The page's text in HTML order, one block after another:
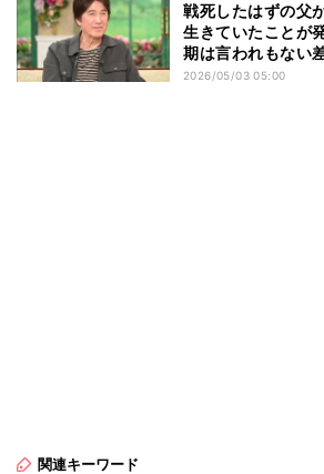
戦死したはずの父
生きていたことが
期は言われもない
2026/05/03 05:00
関連キーワード